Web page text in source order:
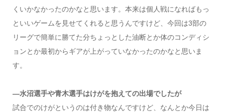
くいかなかったのかなと思います。本来は個人戦になればもっ
といいゲームを見せてくれると思うんですけど、今回は3部の
リーグで簡単に勝てた分ちょっとした油断とか体のコンディシ
ョンとか最初からギアが上がっていなかったのかなと思いま
す。
―水沼選手や青木選手はけがを抱えての出場でしたが
試合でのけがというのは付き物なんですけど、なんとか今日は